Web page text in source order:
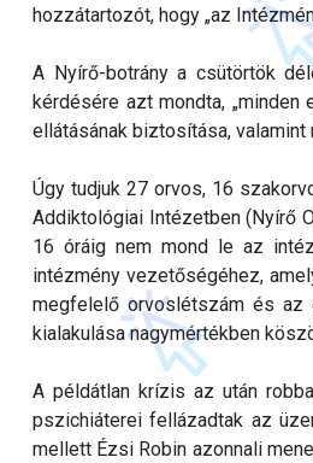
hozzátartozót, hogy „az
A Nyírő-botrány a csütörtök
kérdésére azt mondta,
ellátásának biztosítása,
Úgy tudjuk 27 orvos, 16
Addiktológiai Intézetben (Nyírő
16 óráig nem mond le az
intézmény vezetőségéhez,
megfelelő orvoslétszám és az
kialakulása nagymértékben
A példátlan krízis az után
pszichiáterei fellázadtak az
mellett Ézsi Robin azonnali